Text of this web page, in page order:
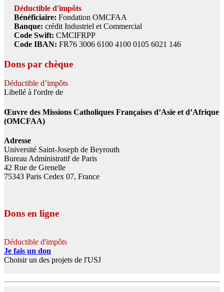
Déductible d'impôts
Bénéficiaire: Fondation OMCFAA
Banque: crédit Industriel et Commercial
Code Swift: CMCIFRPP
Code IBAN: FR76 3006 6100 4100 0105 6021 146
Dons par chèque
Déductible d’impôts
Libellé à l'ordre de
Œuvre des Missions Catholiques Françaises d’Asie et d’Afrique
(OMCFAA)
Adresse
Université Saint-Joseph de Beyrouth
Bureau Administratif de Paris
42 Rue de Grenelle
75343 Paris Cedex 07, France
Dons en ligne
Déductible d'impôts
Je fais un don
Choisir un des projets de l'USJ